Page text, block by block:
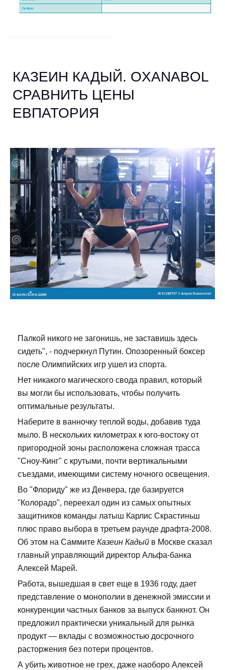
КАЗЕИН КАДЫЙ. OXANABOL
СРАВНИТЬ ЦЕНЫ
ЕВПАТОРИЯ
Палкой никого не загонишь, не заставишь здесь
сидеть", - подчеркнул Путин. Опозоренный боксер
после Олимпийских игр ушел из спорта.
Нет никакого магического свода правил, который
вы могли бы использовать, чтобы получить
оптимальные результаты.
Наберите в ванночку теплой воды, добавив туда
мыло. В нескольких километрах к юго-востоку от
пригородной зоны расположена сложная трасса
"Сноу-Кинг" с крутыми, почти вертикальными
съездами, имеющими систему ночного освещения.
Во "Флориду" же из Денвера, где базируется
"Колорадо", переехал один из самых опытных
защитников команды латыш Карлис Скрастиньш
плюс право выбора в третьем раунде драфта-2008.
Об этом на Саммите Казеин Кадый в Москве сказал
главный управляющий директор Альфа-банка
Алексей Марей.
Работа, вышедшая в свет еще в 1936 году, дает
представление о монополии в денежной эмиссии и
конкуренции частных банков за выпуск банкнот. Он
предложил практически уникальный для рынка
продукт — вклады с возможностью досрочного
расторжения без потери процентов.
А убить животное не грех, даже наоборо Алексей